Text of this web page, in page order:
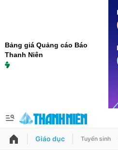
Bảng giá Quảng cáo Báo
Thanh Niên
QUẢNG CÁO ĐẶT BÁO
Giáo dục Tuyển sinh